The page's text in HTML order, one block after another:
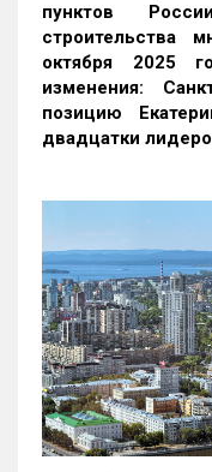
пунктов
строительства
октября 2025
изменения:
позицию
двадцатки